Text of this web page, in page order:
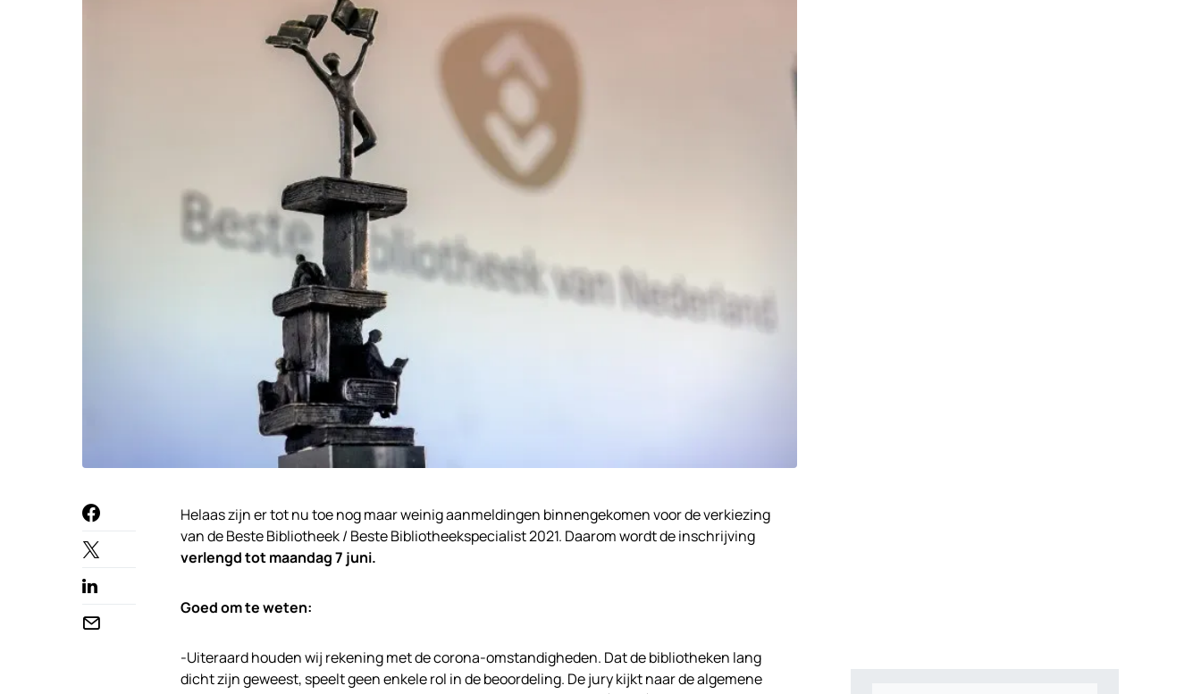
Helaas zijn er tot nu toe nog maar weinig aanmeldingen binnengekomen voor de verkiezing
van de Beste Bibliotheek / Beste Bibliotheekspecialist 2021. Daarom wordt de inschrijving
verlengd tot maandag 7 juni.
Goed om te weten:
-Uiteraard houden wij rekening met de corona-omstandigheden. Dat de bibliotheken lang
dicht zijn geweest, speelt geen enkele rol in de beoordeling. De jury kijkt naar de algemene